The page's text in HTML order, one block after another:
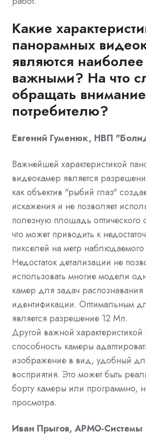
Какие
панорамных
являются наиболее
важными? На что
обращать внимание
потребителю?
Евгений Гуменюк, НВП
Важнейшей характеристикой
видеокамер является
как объектив "рыбий глаз"
искажения и не позволяет
полезную площадь оптического
что может приводить к
пикселей на метр
Недостаток детализации не
использовать многие модели
камер для задач распознавания
идентификации. Оптимальным
является разрешение 12 Мп.
Другой важной характеристикой
способность камеры
изображение в вид, удобный
восприятия. Это может быть
борту камеры или программно,
просмотра.
Иван Прыгов, АРМО-Системы